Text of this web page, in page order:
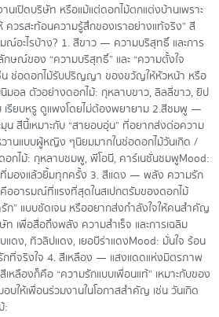
นเปิดบริษัท หรือแม้แต่ดอกไม้ตกแต่งบ้านเพราะ
ควรสะท้อนความรู้สึกของเราอย่างแท้จริง” สี
ณ์อะไรบ้าง? 1. สีขาว — ความบริสุทธิ์ และการ
ษณ์ของ “ความบริสุทธิ์” และ “ความตั้งใจ
น ช่อดอกไม้รับปริญญา ของขวัญให้หัวหน้า หรือ
มอล ตัวอย่างดอกไม้: กุหลาบขาว, ลิลลี่ขาว, ยิป
เรียบหรู ดูแพงโดยไม่ต้องพยายาม 2.สีชมพู —
น สีนี้เหมาะกับ “สายอบอุ่น” ที่อยากส่งต่อความ
วานแบบผู้หญิง ๆนิยมมากในช่อดอกไม้วันเกิด /
กไม้: กุหลาบชมพู, พีโอนี, คาร์เนชั่นชมพูMood:
มองแล้วยิ้มทุกครั้ง 3. สีแดง — พลัง ความรัก
คืออารมณ์ที่แรงที่สุดในสเปกตรัมของดอกไม้
ก” แบบชัดเจน หรืออยากส่งกำลังใจให้คนสำคัญ
เพื่อสื่อถึงพลัง ความสำเร็จ และการเฉลิม
ดง, ทิวลิปแดง, เยอบีร่าแดงMood: มั่นใจ ร้อน
กที่จริงใจ 4. สีเหลือง — แสงแดดแห่งมิตรภาพ
หลืองก็คือ “ความรักแบบเพื่อนแท้” เหมาะกับของ
ให้เพื่อนร่วมงานในโอกาสสำคัญ เช่น วันเกิด
: